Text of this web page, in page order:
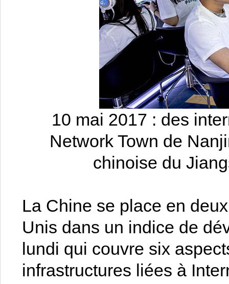
10 mai 2017 : des
Network Town de
chinoise du
La Chine se place en
Unis dans un indice de
lundi qui couvre six
infrastructures liées à